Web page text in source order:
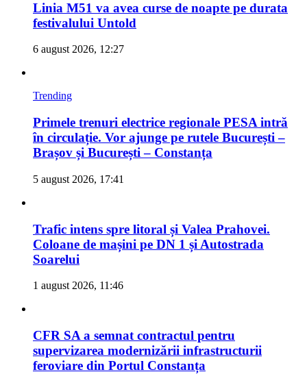
Linia M51 va avea curse de noapte pe durata
festivalului Untold
6 august 2026, 12:27
Trending
Primele trenuri electrice regionale PESA intră
în circulație. Vor ajunge pe rutele București –
Brașov și București – Constanța
5 august 2026, 17:41
Trafic intens spre litoral și Valea Prahovei.
Coloane de mașini pe DN 1 și Autostrada
Soarelui
1 august 2026, 11:46
CFR SA a semnat contractul pentru
supervizarea modernizării infrastructurii
feroviare din Portul Constanța